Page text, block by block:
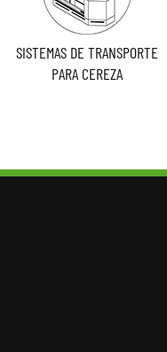
SISTEMAS DE TRANSPORTE
PARA CEREZA